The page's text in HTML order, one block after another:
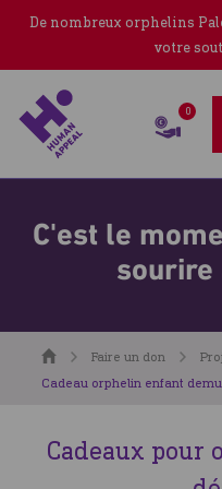
De nombreux orphelins
votre
0
C'est le
sourire
AccueilFaire un don
Cadeau orphelin enfant
Cadeaux pour